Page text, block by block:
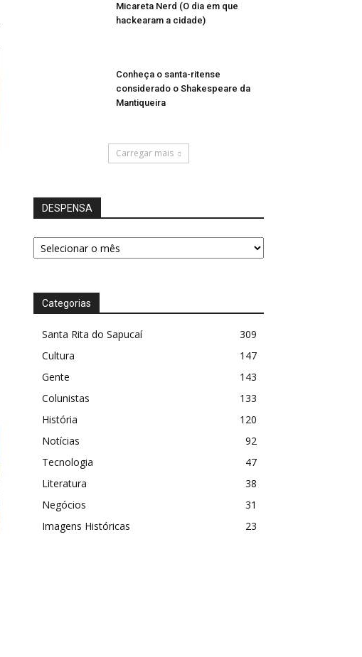
Micareta Nerd (O dia em que
hackearam a cidade)
Conheça o santa-ritense
considerado o Shakespeare da
Mantiqueira
Carregar mais
DESPENSA
DESPENSA
Categorias
Santa Rita do Sapucaí
309
Cultura
147
Gente
143
Colunistas
133
História
120
Notícias
92
Tecnologia
47
Literatura
38
Negócios
31
Imagens Históricas
23